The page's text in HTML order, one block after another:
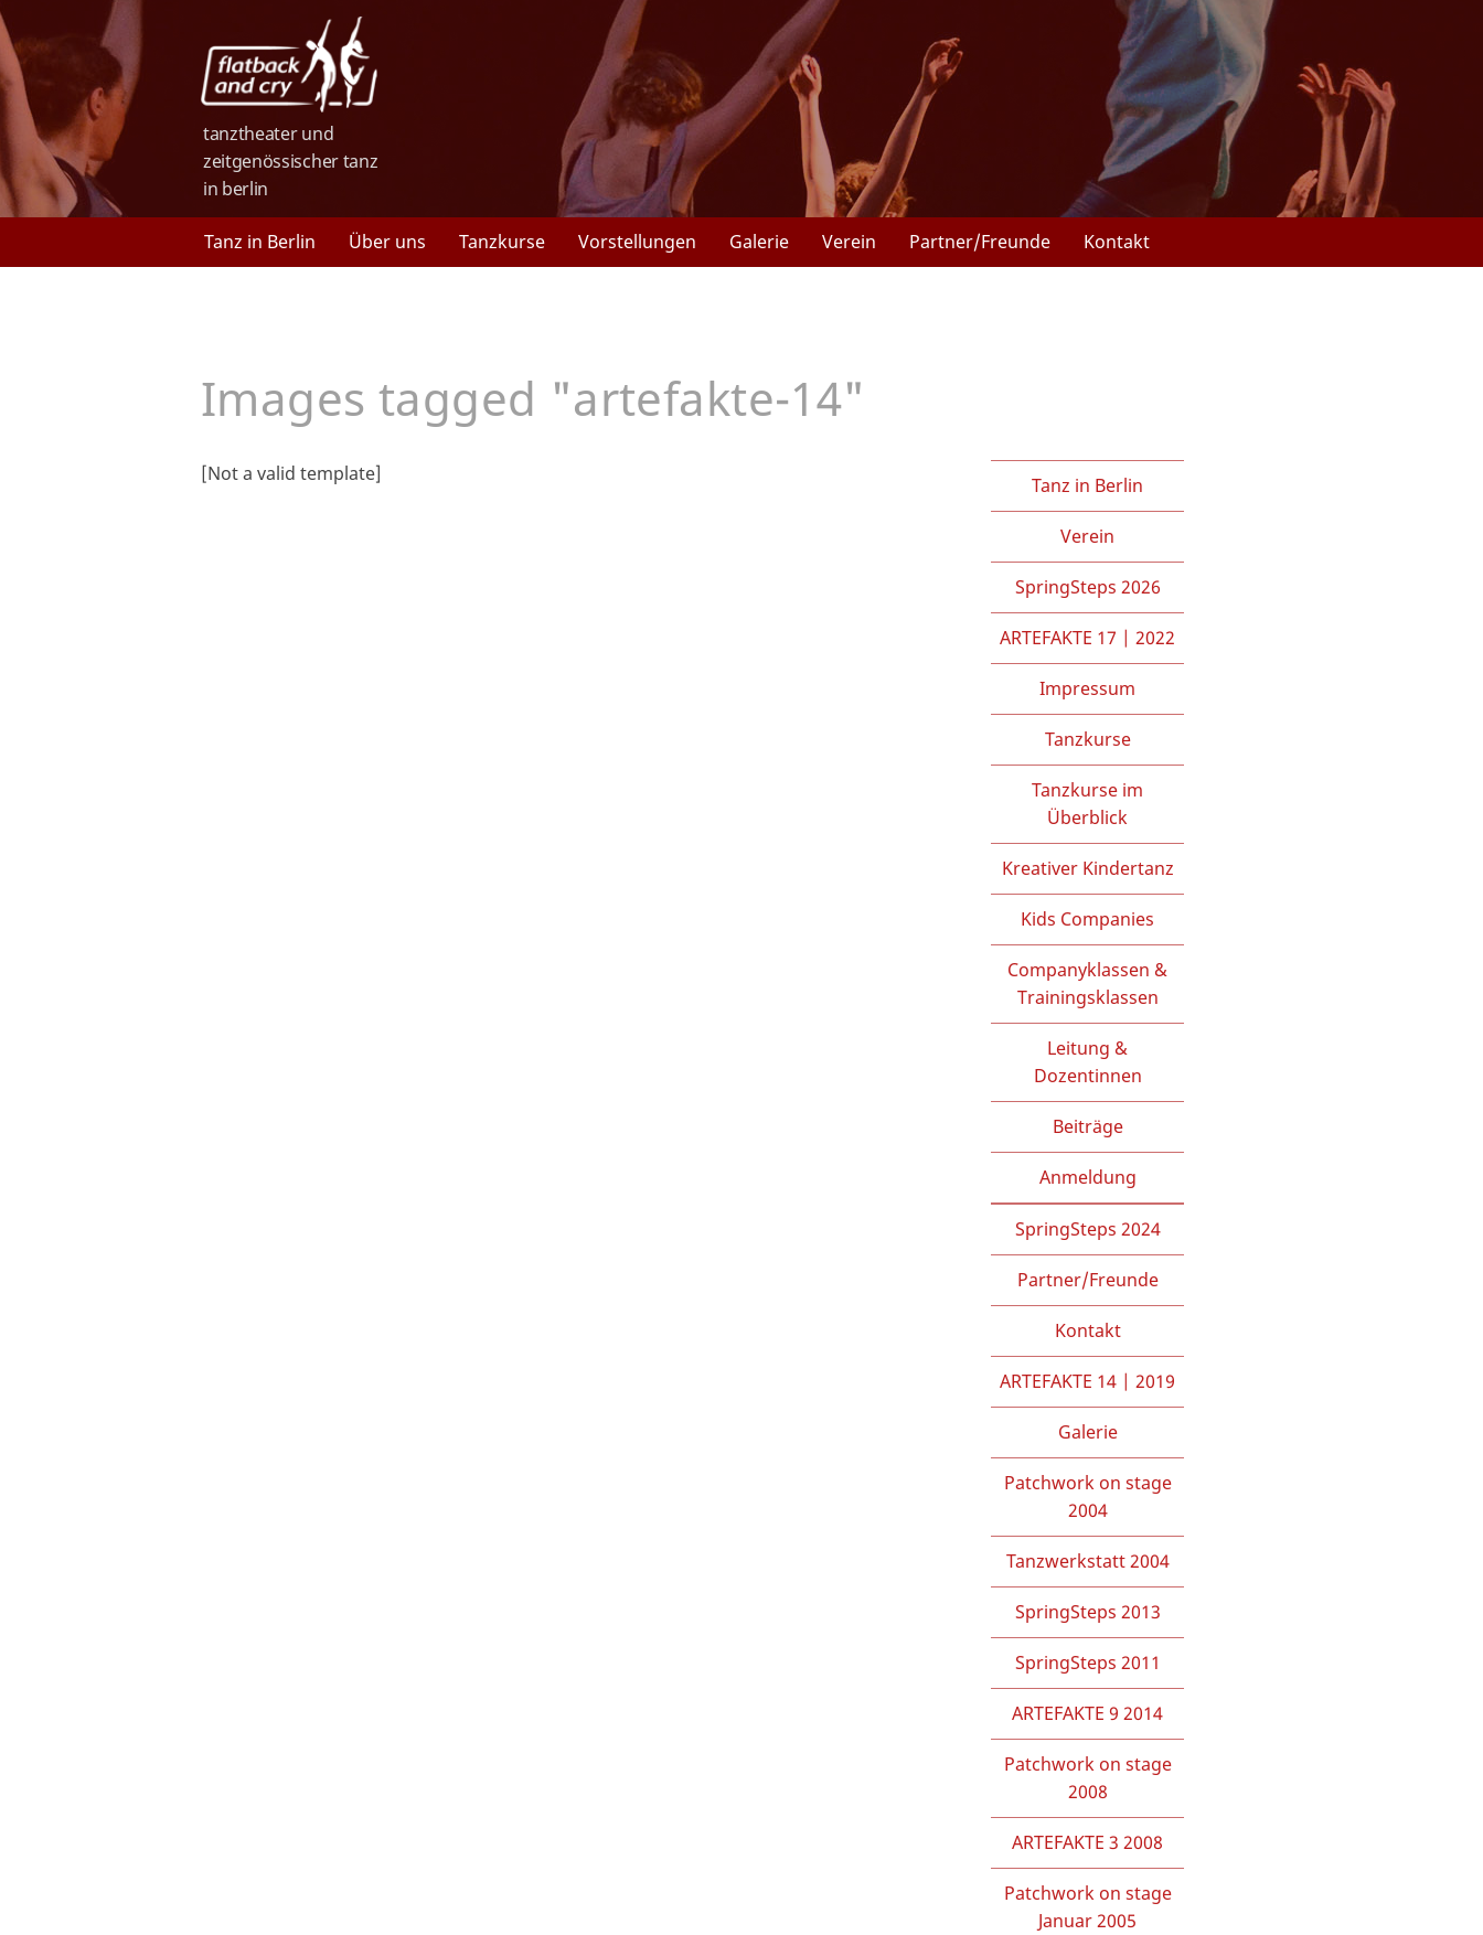
tanztheater und
zeitgenössischer tanz
in berlin
Tanz in Berlin Über uns Tanzkurse Vorstellungen Galerie Verein Partner/Freunde Kontakt
Images tagged "artefakte-14"
[Not a valid template] Tanz in Berlin
Verein
SpringSteps 2026
ARTEFAKTE 17 | 2022
Impressum
Tanzkurse
Tanzkurse im
Überblick
Kreativer Kindertanz
Kids Companies
Companyklassen &
Trainingsklassen
Leitung &
Dozentinnen
Beiträge
Anmeldung
SpringSteps 2024
Partner/Freunde
Kontakt
ARTEFAKTE 14 | 2019
Galerie
Patchwork on stage
2004
Tanzwerkstatt 2004
SpringSteps 2013
SpringSteps 2011
ARTEFAKTE 9 2014
Patchwork on stage
2008
ARTEFAKTE 3 2008
Patchwork on stage
Januar 2005